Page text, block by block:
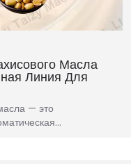
Масла
Линия Для
— это